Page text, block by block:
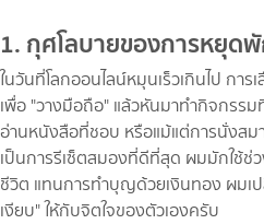
1. กุศโลบายของการหยุด
ในวันที่โลกออนไลน์หมุนเร็วเกินไป กา
เพื่อ "วางมือถือ" แล้วหันมาทำกิจกรรม
อ่านหนังสือที่ชอบ หรือแม้แต่การนั่งสม
เป็นการรีเซ็ตสมองที่ดีที่สุด ผมมักใช้ช่
ชีวิต แทนการทำบุญด้วยเงินทอง ผมเ
เงียบ" ให้กับจิตใจของตัวเองครับ